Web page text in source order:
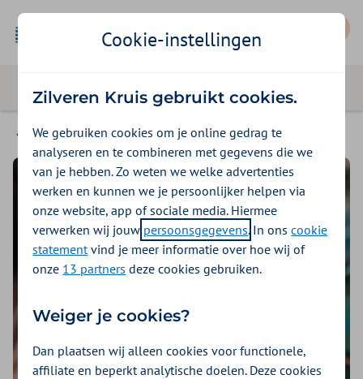
Magazine
Cookie-instellingen
Zilveren Kruis gebruikt cookies.
We gebruiken cookies om je online gedrag te
analyseren en te combineren met gegevens die we
van je hebben. Zo weten we welke advertenties
werken en kunnen we je persoonlijker helpen via
onze website, app of sociale media. Hiermee
verwerken wij jouw persoonsgegevens. In onscookie
statementvind je meer informatie over hoe wij of
onze 13 partners deze cookies gebruiken.
Weiger je cookies?
Dan plaatsen wij alleen cookies voor functionele,
affiliate en beperkt analytische doelen. Deze cookies